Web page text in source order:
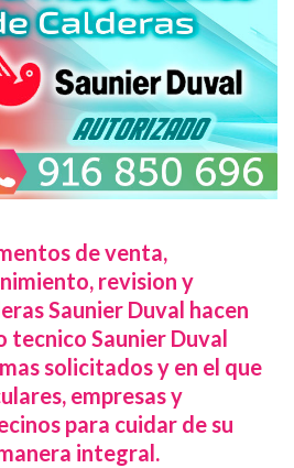
de venta,
revision y
Saunier Duval hacen
tecnico Saunier Duval
solicitados y en el que
empresas y
para cuidar de su
integral.